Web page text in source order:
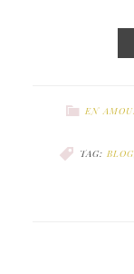
EN
TAG: BLOG